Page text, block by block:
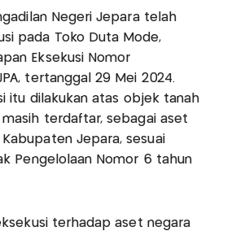
Negeri Jepara telah
pada Toko Duta Mode,
Eksekusi Nomor
tertanggal 29 Mei 2024.
itu dilakukan atas objek tanah
terdaftar, sebagai aset
Jepara, sesuai
Pengelolaan Nomor 6 tahun
terhadap aset negara